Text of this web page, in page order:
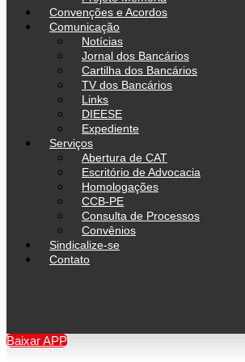
Convenções e Acordos
Comunicação
Notícias
Jornal dos Bancários
Cartilha dos Bancários
TV dos Bancários
Links
DIEESE
Expediente
Serviços
Abertura de CAT
Escritório de Advocacia
Homologações
CCB-PE
Consulta de Processos
Convênios
Sindicalize-se
Contato
Baixar APP